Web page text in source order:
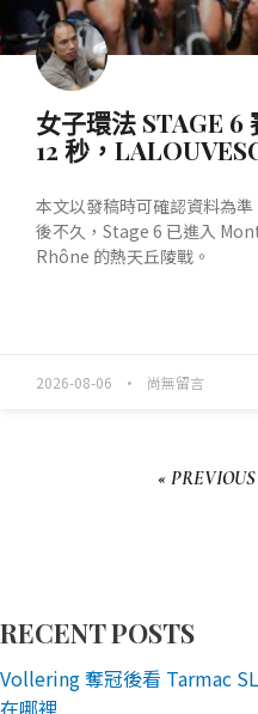
女子環法 STAGE 6
12 秒，
本文以發稿時可確認資料為
後不久，Stage 6 已進入
Rhône 的熱天丘陵戰。
2026-08-06 尚無留言
« PREVIOUS
RECENT POSTS
Vollering 奪冠後看 Tarmac
在哪裡